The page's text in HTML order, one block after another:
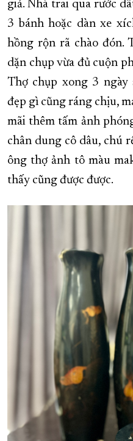
giả. Nhà trai qua rước
3 bánh hoặc dàn xe
hồng rộn rã chào đón.
dặn chụp vừa đủ cuộn
Thợ chụp xong 3 ngày
đẹp gì cũng ráng chịu,
mãi thêm tấm ảnh
chân dung cô dâu, chú
ông thợ ảnh tô màu
thấy cũng được được.